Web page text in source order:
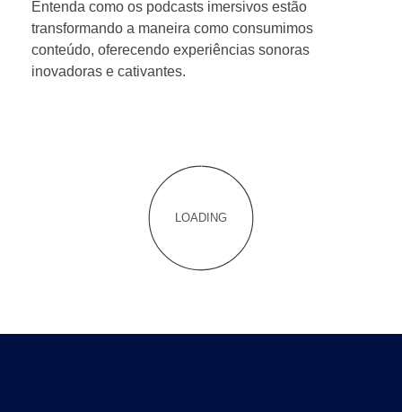
Entenda como os podcasts imersivos estão
transformando a maneira como consumimos
conteúdo, oferecendo experiências sonoras
inovadoras e cativantes.
LOADING